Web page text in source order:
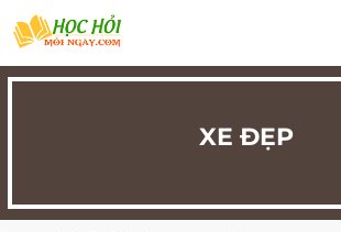
XE ĐẸP